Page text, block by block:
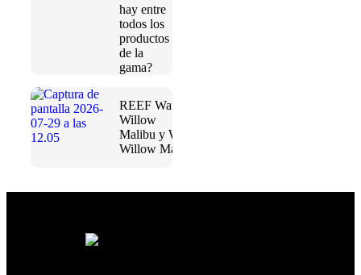
hay entre
todos los
productos
de la
gama?
REEF Water
Willow
Malibu y Water
Willow Maya